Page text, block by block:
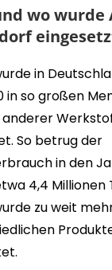
wo wurde
in
in so großen
anderer
So betrug der
in den
4,4 Millionen
zu weit